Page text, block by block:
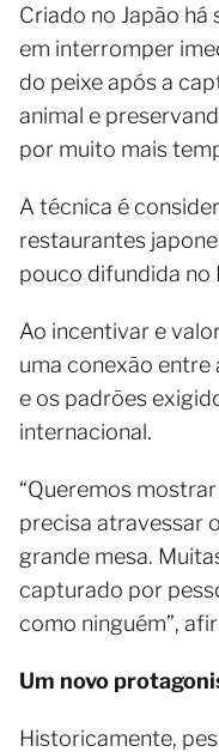
Criado no Japão
em interromper
do peixe após a
animal e
por muito mais
A técnica é
restaurantes
pouco difundida no
Ao incentivar e
uma conexão entre
e os padrões
internacional.
“Queremos
precisa atravessar
grande mesa.
capturado por
como ninguém”,
Um novo
Historicamente,